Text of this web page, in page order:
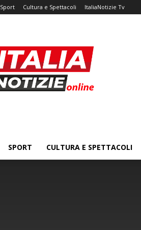
Sport Cultura e Spettacoli ItaliaNotizie Tv
SPORT CULTURA E SPETTACOLI